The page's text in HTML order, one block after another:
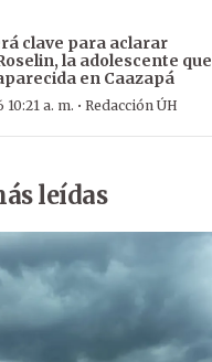
clave para aclarar
la adolescente que
en Caazapá
10:21 a. m. · Redacción ÚH
leídas